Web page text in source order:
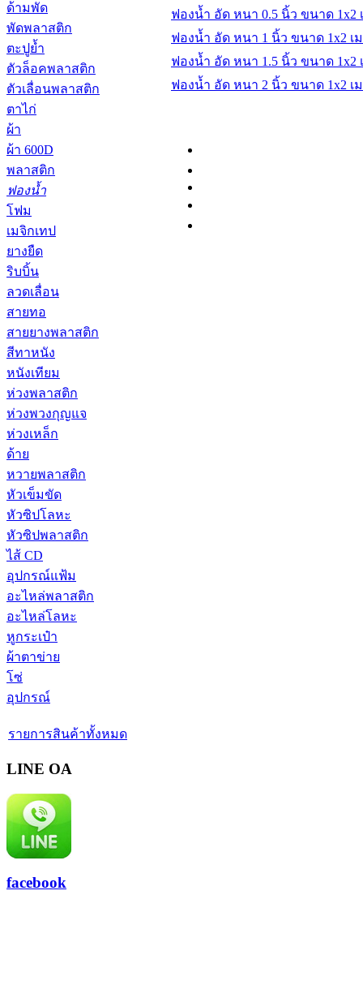
ด้ามพัด
พัดพลาสติก
ตะปูย้ำ
ตัวล็อคพลาสติก
ตัวเลื่อนพลาสติก
ตาไก่
ผ้า
ผ้า 600D
พลาสติก
ฟองน้ำ
โฟม
เมจิกเทป
ยางยืด
ริบบิ้น
ลวดเลื่อน
สายทอ
สายยางพลาสติก
สีทาหนัง
หนังเทียม
ห่วงพลาสติก
ห่วงพวงกุญแจ
ห่วงเหล็ก
ด้าย
หวายพลาสติก
หัวเข็มขัด
หัวซิปโลหะ
หัวซิปพลาสติก
ไส้ CD
อุปกรณ์แฟ้ม
อะไหล่พลาสติก
อะไหล่โลหะ
หูกระเป๋า
ผ้าตาข่าย
โซ่
อุปกรณ์
รายการสินค้าทั้งหมด
LINE OA
facebook
ฟองน้ำ อัด หนา 0.5 นิ้ว ขนาด 1x2
ฟองน้ำ อัด หนา 1 นิ้ว ขนาด 1x2 เ
ฟองน้ำ อัด หนา 1.5 นิ้ว ขนาด 1x2
ฟองน้ำ อัด หนา 2 นิ้ว ขนาด 1x2 เ